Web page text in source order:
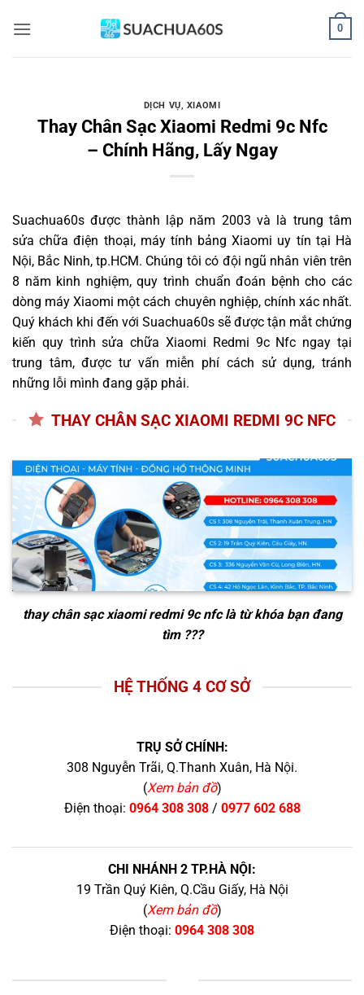
qua
0
DỊCH VỤ, XIAOMI
Thay Chân Sạc Xiaomi Redmi 9c Nfc
– Chính Hãng, Lấy Ngay
Suachua60s được thành lập năm 2003 và là trung tâm
sửa chữa điện thoại, máy tính bảng Xiaomi uy tín tại Hà
Nội, Bắc Ninh, tp.HCM. Chúng tôi có đội ngũ nhân viên trên
8 năm kinh nghiệm, quy trình chuẩn đoán bệnh cho các
dòng máy Xiaomi một cách chuyên nghiệp, chính xác nhất.
Quý khách khi đến với Suachua60s sẽ được tận mắt chứng
kiến quy trình sửa chữa Xiaomi Redmi 9c Nfc ngay tại
trung tâm, được tư vấn miễn phí cách sử dụng, tránh
những lỗi mình đang gặp phải.
THAY CHÂN SẠC XIAOMI REDMI 9C NFC
thay chân sạc xiaomi redmi 9c nfclà từ khóa bạn đang
tìm ???
HỆ THỐNG 4 CƠ SỞ
TRỤ SỞ CHÍNH:
308 Nguyễn Trãi, Q.Thanh Xuân, Hà Nội.
(Xem bản đồ)
Điện thoại: 0964 308 308/ 0977 602 688
CHI NHÁNH 2 TP.HÀ NỘI:
19 Trần Quý Kiên, Q.Cầu Giấy, Hà Nội
(Xem bản đồ)
Điện thoại: 0964 308 308